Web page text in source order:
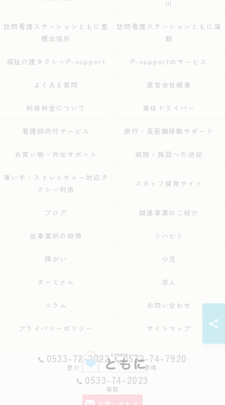
0533-72-2022
豊川
0532-74-7920
豊橋
0533-74-2023
蒲郡
川
訪問看護ステーションともに豊
橋出張所
訪問看護ステーションともに蒲
郡
福祉介護タクシーP-support P-supportのサービス
よくある質問 運営会社概要
利用料金について 専任ドライバー
看護師同行サービス 旅行・長距離移動サポート
お買い物・外出サポート 病院・施設への送迎
車いす・ストレッチャー対応タ
クシー利用
スタッフ採用サイト
ブログ 関連事業のご紹介
当事業所の特徴 リハビリ
障がい 小児
ターミナル 求人
コラム お問い合わせ
プライバシーポリシー サイトマップ
© 2026 愛知の訪問看護なら訪問看護ステーション豊川 ALL RIGHTS RESERVED.